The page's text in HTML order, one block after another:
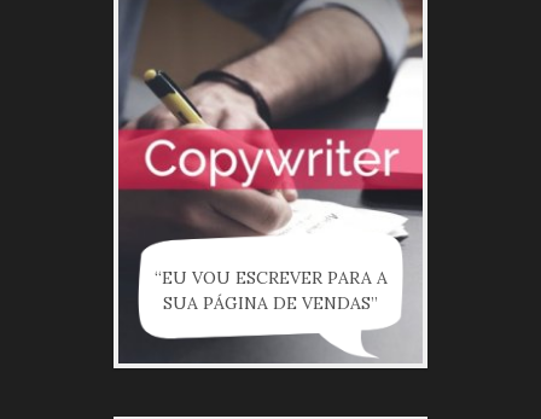
“EU VOU ESCREVER PARA A
SUA PÁGINA DE VENDAS”